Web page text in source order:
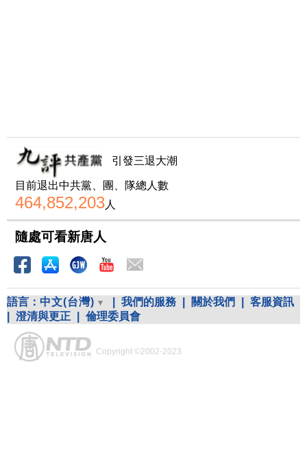
引發三退大潮
目前退出中共黨、團、隊總人數
464,852,203人
隨處可看新唐人
語言： 中文(台灣) 我們的服務 關於我們
客服資訊
澄清與更正 倫理委員會
Copyright ©2002-2023